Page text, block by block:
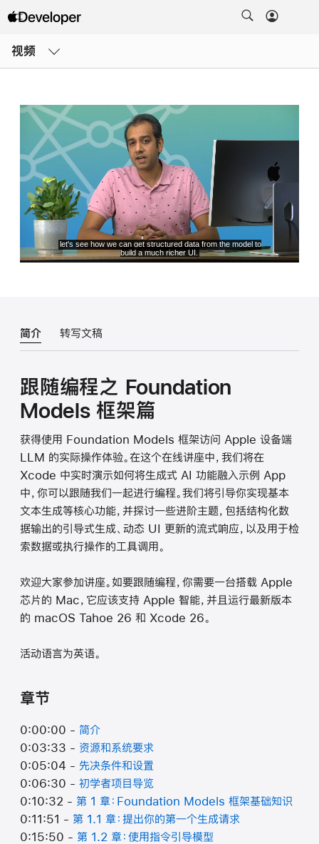
视频
单
简介 转写文稿
跟随编程之 Foundation
Models 框架篇
获得使用 Foundation Models 框架访问 Apple 设备端
LLM 的实际操作体验。在这个在线讲座中，我们将在
Xcode 中实时演示如何将生成式 AI 功能融入示例 App
中，你可以跟随我们一起进行编程。我们将引导你实现基本
文本生成等核心功能，并探讨一些进阶主题，包括结构化数
据输出的引导式生成、动态 UI 更新的流式响应，以及用于检
索数据或执行操作的工具调用。
欢迎大家参加讲座。如要跟随编程，你需要一台搭载 Apple
芯片的 Mac，它应该支持 Apple 智能，并且运行最新版本
的 macOS Tahoe 26 和 Xcode 26。
活动语言为英语。
章节
0:00:00 - 简介
0:03:33 - 资源和系统要求
0:05:04 - 先决条件和设置
0:06:30 - 初学者项目导览
0:10:32 - 第 1 章：Foundation Models 框架基础知识
0:11:51 - 第 1.1 章：提出你的第一个生成请求
0:15:50 - 第 1.2 章：使用指令引导模型